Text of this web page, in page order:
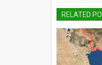
RELATED